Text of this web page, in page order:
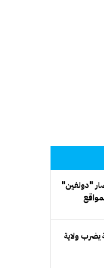
"دولفين"
5.5 درجة يضرب ولاية